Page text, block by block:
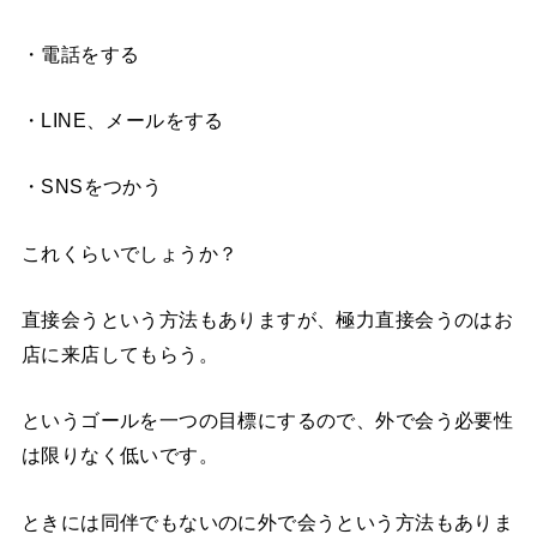
・電話をする
・LINE、メールをする
・SNSをつかう
これくらいでしょうか？
直接会うという方法もありますが、極力直接会うのはお
店に来店してもらう。
というゴールを一つの目標にするので、外で会う必要性
は限りなく低いです。
ときには同伴でもないのに外で会うという方法もありま